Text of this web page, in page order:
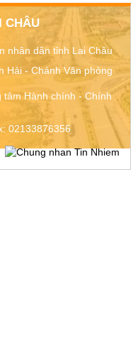
CHÂU
nhân dân tỉnh Lai Châu
Hải - Chánh Văn phòng
tâm Hành chính - Chính
02133876356